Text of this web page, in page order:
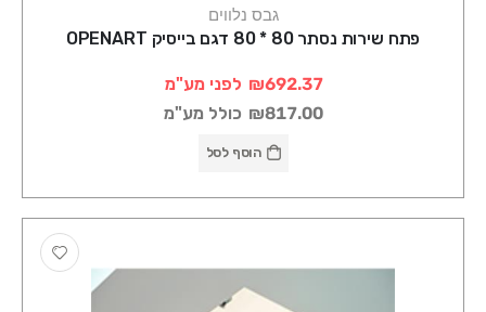
גבס נלווים
פתח שירות נסתר 80 * 80 דגם בייסיק OPENART
₪692.37 לפני מע"מ
₪817.00 כולל מע"מ
הוסף לסל